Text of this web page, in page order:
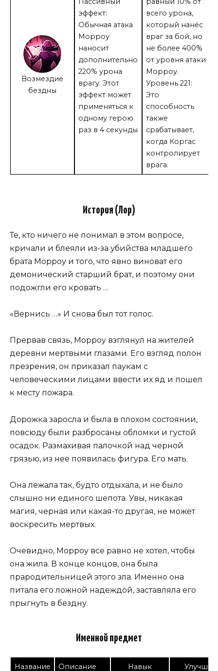
Возмездие
бездны
эффект:
Обычная атака
Морроу
наносит
дополнительно
220% урона
врагу. Этот
эффект может
применяться к
одному герою
раз в 4 секунды
всего урона,
который нанёс
враг за бой, но
не более 400%
от уровня атаки
Морроу.
Уровень 221:
Это
способность
также
срабатывает,
когда Коргас
контролирует
врага.
История (Лор)
Те, кто ничего не понимал в этом вопросе,
кричали и блеяли из-за убийства младшего
брата Морроу и того, что явно виноват его
демонический старший брат, и поэтому они
подожгли его кровать …
«Вернись …» И снова был тот голос.
Прервав связь, Морроу взглянул на жителей
деревни мертвыми глазами. Его взгляд полон
презрения, он приказал паукам с
человеческими лицами ввести их яд и пошел
к месту пожара.
Дорожка заросла и была в плохом состоянии,
повсюду были разбросаны обломки и густой
осадок. Размахивая палочкой над черной
грязью, из нее появилась фигура. Его мать.
Она лежала так, будто отдыхала, и не было
слышно ни единого шепота. Увы, никакая
магия, черная или какая-то другая, не может
воскресить мертвых.
Очевидно, Морроу все равно не хотел, чтобы
она жила. В конце концов, она была
прародительницей этого зла. Именно она
питала его ложной надеждой, заставляла его
прыгнуть в бездну.
Именной предмет
Название Описание Навык